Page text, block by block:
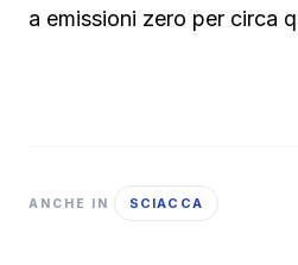
a emissioni zero per circa
ANCHE IN SCIACCA